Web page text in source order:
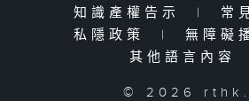
知識產權告示
| 常
私隱政策
| 無障礙
其他語言內容
© 2026